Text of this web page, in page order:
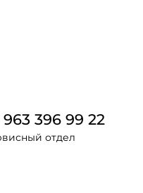
963 396 99 22
отдел